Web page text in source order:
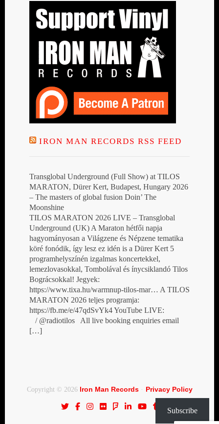
IRON MAN RECORDS RSS FEED
Transglobal Underground (Full Show) at TILOS
MARATON, Dürer Kert, Budapest, Hungary 2026
– The masters of global fusion Doin’ The
Moonshine
TILOS MARATON 2026 LIVE – Transglobal
Underground (UK) A Maraton hétfői napja
hagyományosan a Világzene és Népzene tematika
köré fonódik, így lesz ez idén is a Dürer Kert 5
programhelyszínén izgalmas koncertekkel,
lemezlovasokkal, Tombolával és ínycsiklandó Tilos
Bográcsokkal! Jegyek:
https://www.tixa.hu/warmnup-tilos-mar… A TILOS
MARATON 2026 teljes programja:
https://fb.me/e/47qdSvYk4 YouTube LIVE:
/ @radiotilos All live booking enquiries email
[…]
Copyright © 2026 Iron Man Records· Privacy Policy
Subscribe